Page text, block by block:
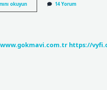
okuyunUyuyakalmak
Birleşik
14 Yorum
https://